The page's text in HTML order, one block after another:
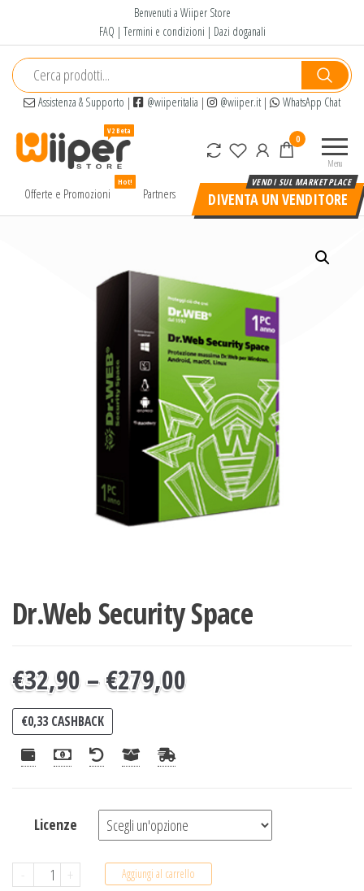
contenuto
Benvenuti a Wiiper Store
FAQ | Termini e condizioni | Dazi doganali
Assistenza & Supporto | @wiiperitalia | @wiiper.it| WhatsApp Chat
alta
Menu
0
Offerte e Promozioni
Hot!
Partners DIVENTA UN VENDITORE
Dr.Web Security Space
€32,90–€279,00
€0,33CASHBACK
Licenze
-
Dr.Web
+ Aggiungi al carrello